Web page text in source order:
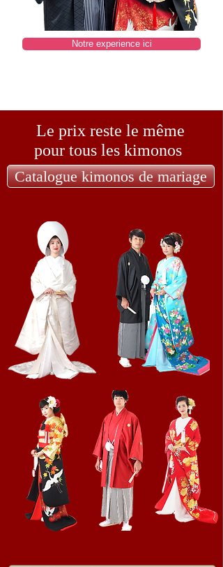
Notre experience ici
Le prix reste le même
pour tous les kimonos
Catalogue kimonos de mariage